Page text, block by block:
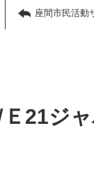
座間市民活
21ジ